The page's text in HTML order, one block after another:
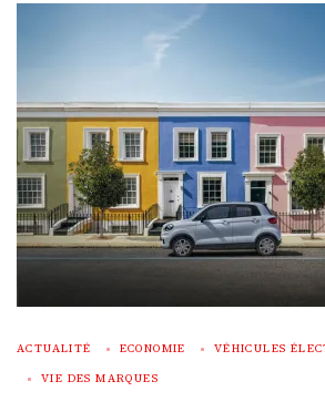
ACTUALITÉ ECONOMIE VÉHICULES
VIE DES MARQUES